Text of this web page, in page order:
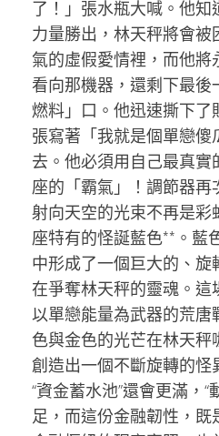
了！」張水瓶大喊。他
力量勝出，林天秤將會
氣的虛假愛情裡，而他
看向那機器，還剩下最
燃料」口。他迅速撕下了
張寫著「我就是個單戀傻
去。他必須用自己最真
座的「霸氣」！調節器再
射向天空的光束不再是
座特有的怪誕藍色**。藍
中形成了一個巨大的、
在爭奪林天秤的靈魂。這
以單戀能量為武器的荒唐
色與金色的光芒在林天秤
創造出一個不斷旋轉的怪
“資金蓄水池”還會更滿，“
足，而這份金融韌性，